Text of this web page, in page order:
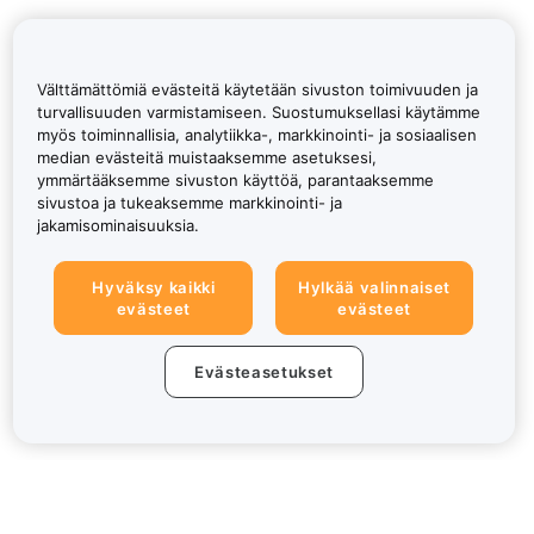
Välttämättömiä evästeitä käytetään sivuston toimivuuden ja
turvallisuuden varmistamiseen. Suostumuksellasi käytämme
myös toiminnallisia, analytiikka-, markkinointi- ja sosiaalisen
median evästeitä muistaaksemme asetuksesi,
ymmärtääksemme sivuston käyttöä, parantaaksemme
sivustoa ja tukeaksemme markkinointi- ja
jakamisominaisuuksia.
Hyväksy kaikki
evästeet
Hylkää valinnaiset
evästeet
Evästeasetukset